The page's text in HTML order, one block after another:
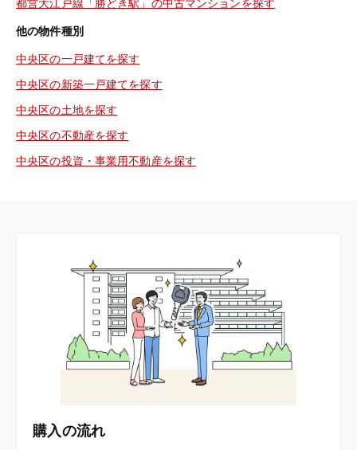
都営大江戸線「勝どき駅」の中古マンションを探す
他の物件種別
中央区の一戸建てを探す
中央区の新築一戸建てを探す
中央区の土地を探す
中央区の不動産を探す
中央区の投資・事業用不動産を探す
購入の流れ